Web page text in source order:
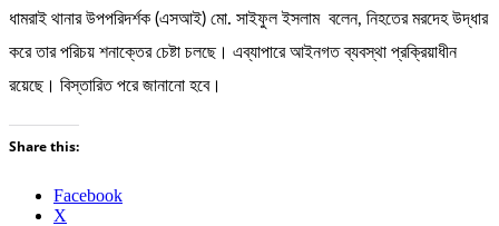
ধামরাই থানার উপপরিদর্শক (এসআই) মো. সাইফুল ইসলাম বলেন, নিহতের মরদেহ উদ্ধার
করে তার পরিচয় শনাক্তের চেষ্টা চলছে। এব্যাপারে আইনগত ব্যবস্থা প্রক্রিয়াধীন
রয়েছে। বিস্তারিত পরে জানানো হবে।
Share this:
Facebook
X